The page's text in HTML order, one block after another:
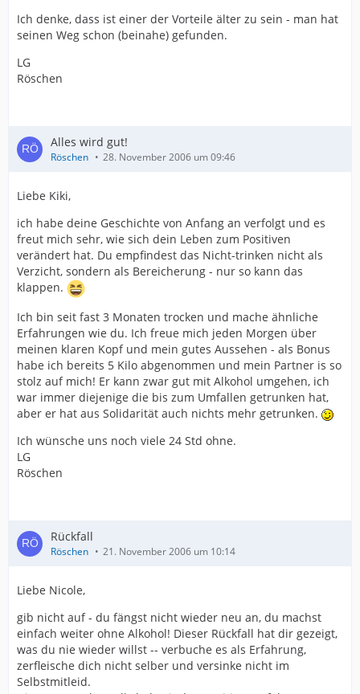
Ich denke, dass ist einer der Vorteile älter zu sein - man hat
seinen Weg schon (beinahe) gefunden.
LG
Röschen
Alles wird gut!
Röschen 28. November 2006 um 09:46
Liebe Kiki,
ich habe deine Geschichte von Anfang an verfolgt und es
freut mich sehr, wie sich dein Leben zum Positiven
verändert hat. Du empfindest das Nicht-trinken nicht als
Verzicht, sondern als Bereicherung - nur so kann das
klappen.
Ich bin seit fast 3 Monaten trocken und mache ähnliche
Erfahrungen wie du. Ich freue mich jeden Morgen über
meinen klaren Kopf und mein gutes Aussehen - als Bonus
habe ich bereits 5 Kilo abgenommen und mein Partner is so
stolz auf mich! Er kann zwar gut mit Alkohol umgehen, ich
war immer diejenige die bis zum Umfallen getrunken hat,
aber er hat aus Solidarität auch nichts mehr getrunken.
Ich wünsche uns noch viele 24 Std ohne.
LG
Röschen
Rückfall
Röschen 21. November 2006 um 10:14
Liebe Nicole,
gib nicht auf - du fängst nicht wieder neu an, du machst
einfach weiter ohne Alkohol! Dieser Rückfall hat dir gezeigt,
was du nie wieder willst -- verbuche es als Erfahrung,
zerfleische dich nicht selber und versinke nicht im
Selbstmitleid.